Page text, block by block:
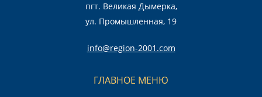
пгт. Великая Дымерка,
ул. Промышленная, 19
info@region-2001.com
ГЛАВНОЕ МЕНЮ